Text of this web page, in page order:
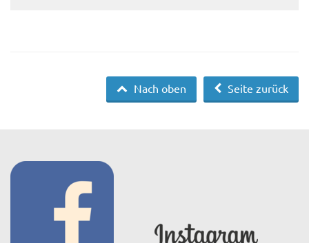
Seite zurück
Nach oben